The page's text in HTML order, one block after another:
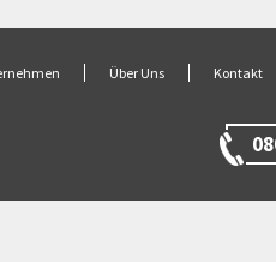
Über Uns Kontakt